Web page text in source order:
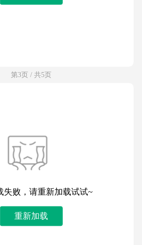
第3页 / 共5页
失败，请重新加载试试~
重新加载